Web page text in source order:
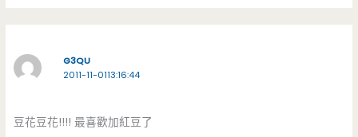
G3QU
2011-11-0113:16:44
豆花豆花!!!! 最喜歡加紅豆了